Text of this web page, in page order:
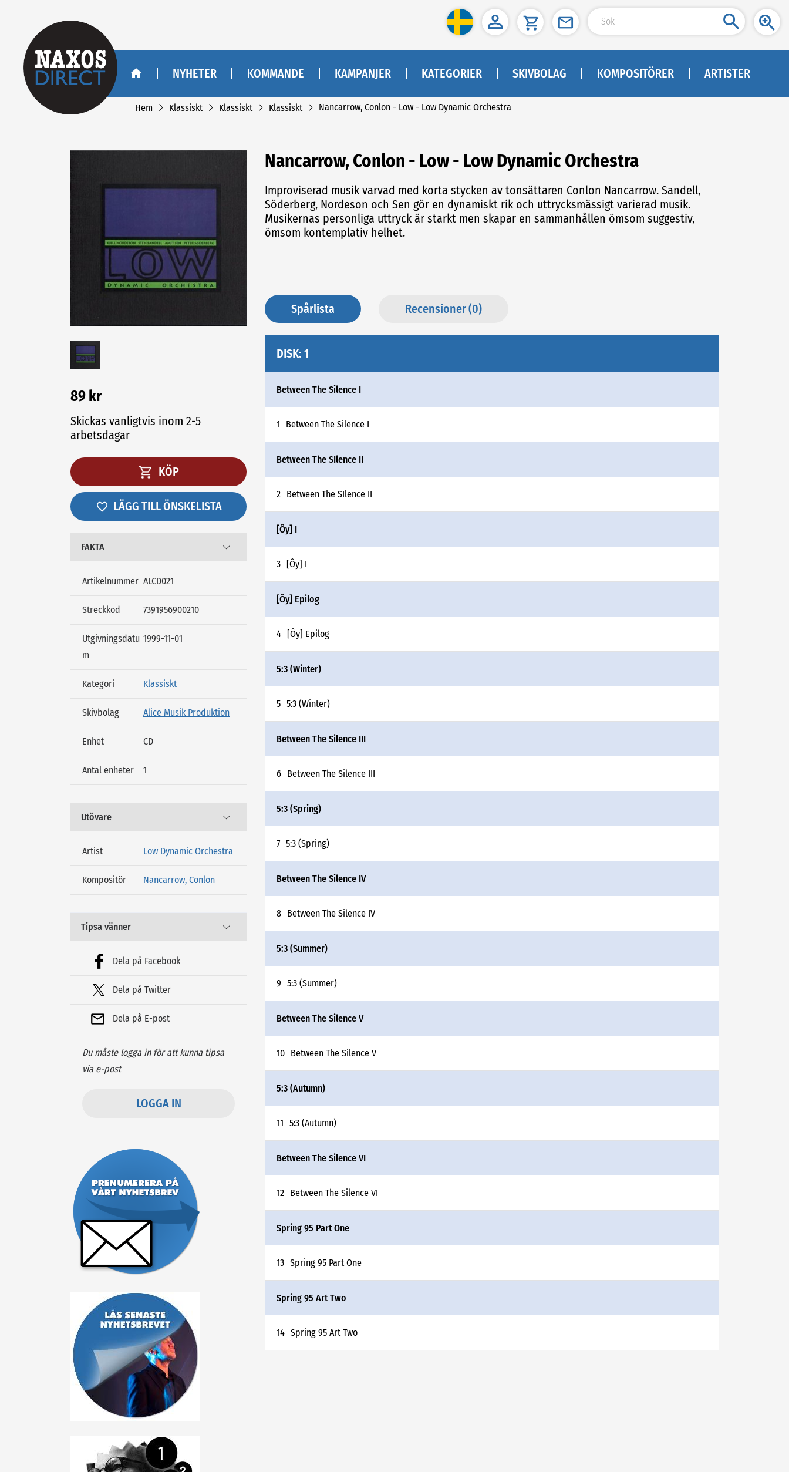
NYHETER KOMMANDE KAMPANJER KATEGORIER SKIVBOLAG KOMPOSITÖRER ARTISTER
Hem Klassiskt Klassiskt Klassiskt Nancarrow, Conlon - Low - Low Dynamic Orchestra
89 kr
Skickas vanligtvis inom 2-5
arbetsdagar
KÖP
LÄGG TILL ÖNSKELISTA
FAKTA
Artikelnummer ALCD021
Streckkod 7391956900210
Utgivningsdatu
m
1999-11-01
Kategori Klassiskt
Skivbolag Alice Musik Produktion
Enhet CD
Antal enheter 1
Utövare
Artist Low Dynamic Orchestra
Kompositör Nancarrow, Conlon
Tipsa vänner
Dela på Facebook
Dela på Twitter
Dela på E-post
Du måste logga in för att kunna tipsa
via e-post
LOGGA IN
Nancarrow, Conlon - Low - Low Dynamic Orchestra
Improviserad musik varvad med korta stycken av tonsättaren Conlon Nancarrow. Sandell,
Söderberg, Nordeson och Sen gör en dynamiskt rik och uttrycksmässigt varierad musik.
Musikernas personliga uttryck är starkt men skapar en sammanhållen ömsom suggestiv,
ömsom kontemplativ helhet.
Spårlista Recensioner (0)
DISK: 1
Between The Silence I
1 Between The Silence I
Between The SIlence II
2 Between The SIlence II
[Ôy] I
3 [Ôy] I
[Ôy] Epilog
4 [Ôy] Epilog
5:3 (Winter)
5 5:3 (Winter)
Between The Silence III
6 Between The Silence III
5:3 (Spring)
7 5:3 (Spring)
Between The Silence IV
8 Between The Silence IV
5:3 (Summer)
9 5:3 (Summer)
Between The Silence V
10 Between The Silence V
5:3 (Autumn)
11 5:3 (Autumn)
Between The Silence VI
12 Between The Silence VI
Spring 95 Part One
13 Spring 95 Part One
Spring 95 Art Two
14 Spring 95 Art Two